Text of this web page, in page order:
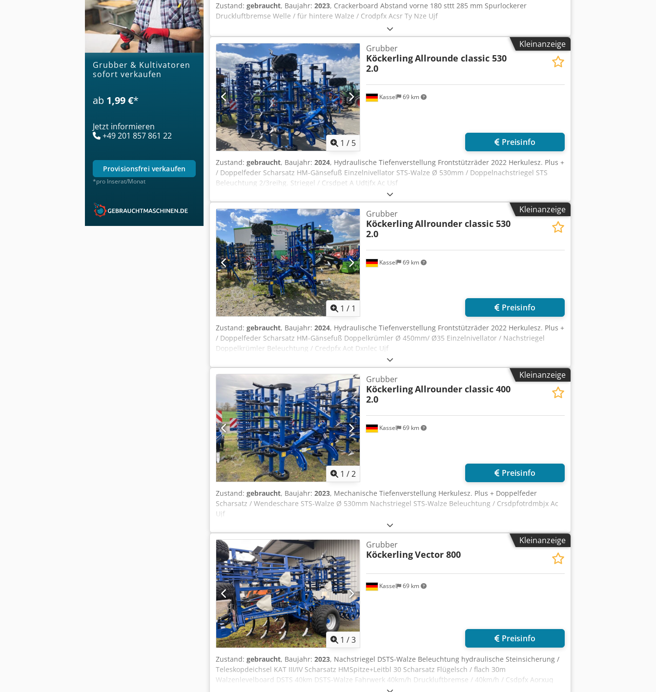
Grubber & Kultivatoren
sofort verkaufen
ab 1,99 €*
Jetzt informieren
+49 201 857 861 22
provisionsfrei verkaufen
*pro Inserat/Monat
Zustand: gebraucht, Baujahr: 2023, Crackerboard Abstand vorne 180 sttt 285 mm Spurlockerer
Druckluftbremse Welle / für hintere Walze / Crodpfx Acsr Ty Nze Ujf
Kleinanzeige
1 / 5
Kassel 69 km
Grubber
KöckerlingAllrounde classic 530
2.0
Preisinfo
Zustand: gebraucht, Baujahr: 2024, Hydraulische Tiefenverstellung Frontstützräder 2022 Herkulesz. Plus +
/ Doppelfeder Scharsatz HM-Gänsefuß Einzelnivellator STS-Walze Ø 530mm / Doppelnachstriegel STS
Beleuchtung 2/3reihg. Striegel / Crsdpet A Udtjfx Ac Usf
Kleinanzeige
1 / 1
Kassel 69 km
Grubber
KöckerlingAllrounder classic 530
2.0
Preisinfo
Zustand: gebraucht, Baujahr: 2024, Hydraulische Tiefenverstellung Frontstützräder 2022 Herkulesz. Plus +
/ Doppelfeder Scharsatz HM-Gänsefuß Doppelkrümler Ø 450mm/ Ø35 Einzelnivellator / Nachstriegel
Doppelkrümler Beleuchtung / Credpfx Aot Dxnlec Ujf
Kleinanzeige
1 /2
Kassel 69 km
Grubber
KöckerlingAllrounder classic 400
2.0
Preisinfo
Zustand: gebraucht, Baujahr: 2023, Mechanische Tiefenverstellung Herkulesz. Plus + Doppelfeder
Scharsatz / Wendeschare STS-Walze Ø 530mm Nachstriegel STS-Walze Beleuchtung / Crsdpfotrdmbjx Ac
Ujf
Kleinanzeige
1 /3
Kassel 69 km
Grubber
KöckerlingVector 800
Preisinfo
Zustand: gebraucht, Baujahr: 2023, Nachstriegel DSTS-Walze Beleuchtung hydraulische Steinsicherung /
Teleskopdeichsel KAT III/IV Scharsatz HMSpitze+Leitbl 30 Scharsatz Flügelsch / flach 30m
Walzenlevelboard DSTS 40km DSTS-Walze Fahrwerk 40km/h Druckluftbremse / 40km/h / Csdpfx Aorxuq